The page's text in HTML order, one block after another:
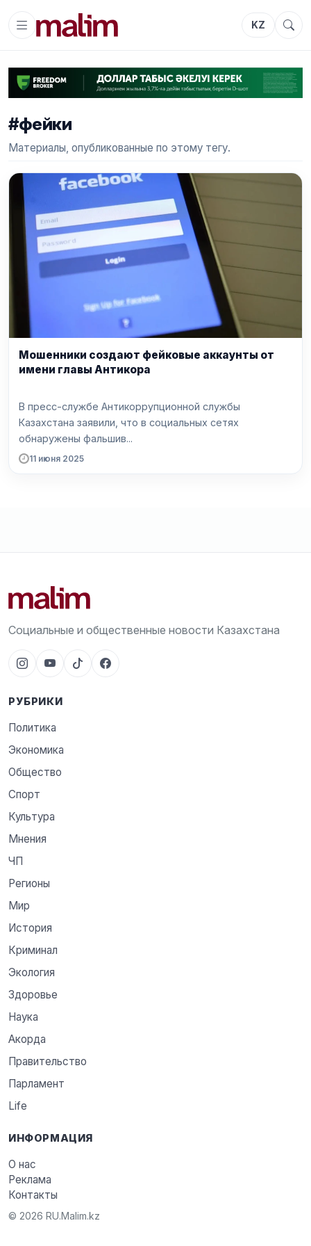
KZ
#фейки
Материалы, опубликованные по этому тегу.
Мошенники создают фейковые аккаунты от
имени главы Антикора
В пресс-службе Антикоррупционной службы
Казахстана заявили, что в социальных сетях
обнаружены фальшив...
11 июня 2025
Социальные и общественные новости Казахстана
РУБРИКИ
Политика
Экономика
Общество
Спорт
Культура
Мнения
ЧП
Регионы
Мир
История
Криминал
Экология
Здоровье
Наука
Акорда
Правительство
Парламент
Life
ИНФОРМАЦИЯ
О нас
Реклама
Контакты
© 2026 RU.Malim.kz